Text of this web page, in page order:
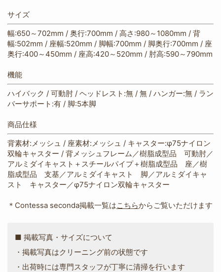
サイズ
幅:650～702mm / 奥行:700mm / 高さ:980～1080mm / 背
幅:502mm / 座幅:520mm / 脚幅:700mm / 脚奥行:700mm / 座
奥行:400～450mm / 座高:420～520mm / 肘高:590～790mm
機能
ハイバック / 可動肘 / ヘッドレスト:無 / 無 / ハンガー:無 / ラン
バーサポート:有 / 脚:5本脚
商品仕様
背素材:メッシュ / 座素材:メッシュ / キャスター:φ75ナイロン
双輪キャスター / 背メッシュフレーム／樹脂成型品 可動肘／
アルミダイキャスト＋スチールパイプ＋樹脂成型品 座／樹
脂成型品 支基／アルミダイキャスト 脚／アルミダイキャ
スト キャスター／φ75ナイロン双輪キャスター
＊Contessa seconda掲載一覧はこちらからご覧いただけます
■ 掲載写真・サイズについて
・掲載写真はクリーニング前の状態です
・出荷時には専門スタッフが丁寧に清掃を行います